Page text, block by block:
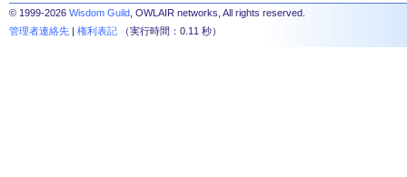
© 1999-2026 Wisdom Guild , OWLAIR networks, All rights reserved.
管理者連絡先 | 権利表記 （実行時間：0.11 秒）